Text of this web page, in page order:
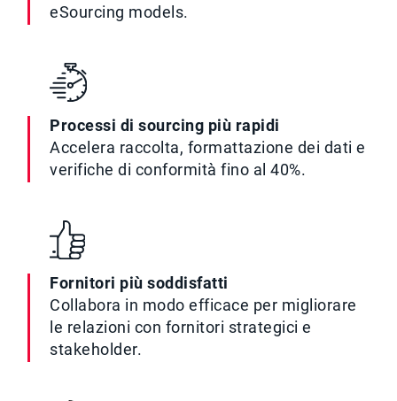
eSourcing models.
Processi di sourcing più rapidi
Accelera raccolta, formattazione dei dati e
verifiche di conformità fino al 40%.
Fornitori più soddisfatti
Collabora in modo efficace per migliorare
le relazioni con fornitori strategici e
stakeholder.